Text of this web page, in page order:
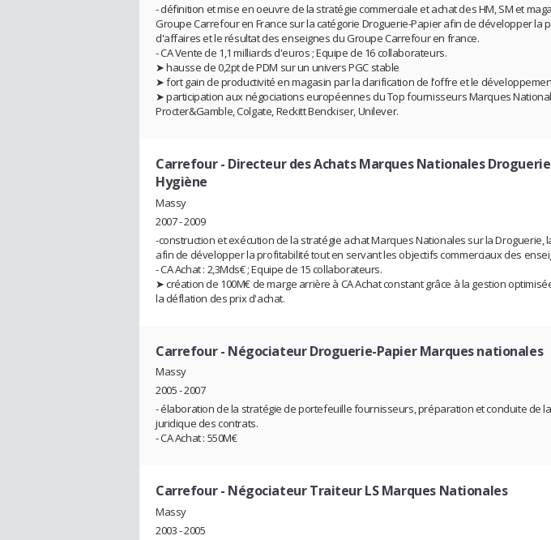
- définition et mise en oeuvre de la stratégie commerciale et achat des HM, SM et
Groupe Carrefour en France sur la catégorie Droguerie-Papier afin de développer la
d'affaires et le résultat des enseignes du Groupe Carrefour en france.
- CA Vente de 1,1 milliards d'euros ; Equipe de 16 collaborateurs.
➤ hausse de 0,2pt de PDM sur un univers PGC stable
➤ fort gain de productivité en magasin par la clarification de l’offre et le
➤ participation aux négociations européennes du Top fournisseurs Marques
Procter&Gamble, Colgate, Reckitt Benckiser, Unilever.
Carrefour- Directeur des Achats Marques Nationales
Hygiène
Massy
2007 - 2009
-construction et exécution de la stratégie achat Marques Nationales sur la Droguerie,
afin de développer la profitabilité tout en servant les objectifs commerciaux des
- CA Achat : 2,3Mds€ ; Equipe de 15 collaborateurs.
➤ création de 100M€ de marge arrière à CA Achat constant grâce à la gestion
la déflation des prix d'achat.
Carrefour- Négociateur Droguerie-Papier Marques nationales
Massy
2005 - 2007
- élaboration de la stratégie de portefeuille fournisseurs, préparation et conduite de
juridique des contrats.
- CA Achat : 550M€
Carrefour- Négociateur Traiteur LS Marques Nationales
Massy
2003 - 2005